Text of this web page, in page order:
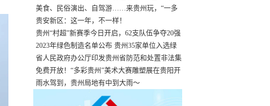
正式“打响”
美食、民俗演出、自驾游……来贵州玩，“一多
两减三免”！
贵安新区：这一年，不一样！
贵州“村超”新赛季今日开启，62支队伍争夺20强
名额
2023年绿色制造名单公布 贵州35家单位入选绿
色工厂
省人民政府办公厅印发贵州省防范和处置非法集
资工作实施细则
免费开放！“多彩贵州”美术大赛雕塑展在贵阳开
展，持续至1月19日
雨水驾到，贵州局地有中到大雨～